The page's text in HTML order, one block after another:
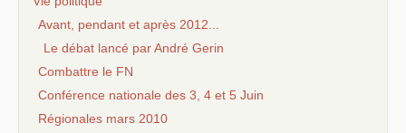
Avant, pendant et après 2012...
Le débat lancé par André Gerin
Combattre le FN
Conférence nationale des 3, 4 et 5 Juin
Régionales mars 2010